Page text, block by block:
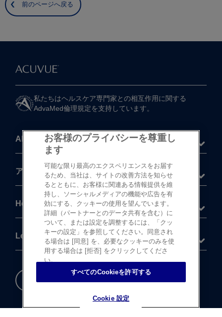
前のページへ戻る
私たちは​ヘルスケア専門家との​相互作用に​関する​
AdvaMed倫理規定を​支持しています。
About
アキュビュー®製品
Help
Legal
重要な​安全情報
お客様のプライバシーを尊重し
ます
可能な限り最高のエクスペリエンスをお届す
るため、当社は、サイトの改善方法を知らせ
るとともに、お客様に関連ある情報提供を維
持し、ソーシャルメディアの機能や広告を有
効にする、クッキーの使用を望んでいます。
詳細（パートナーとのデータ共有を含む）に
ついて、または設定を調整するには、「クッ
キーの設定」を参照してください。同意され
る場合は [同意] を、必要なクッキーのみを使
用する場合は [拒否] をクリックしてくださ
い。
Cookie 設定
すべてのCookieを許可する